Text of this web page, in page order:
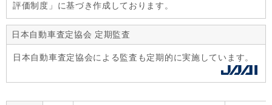
評価制度」に基づき作成しております。
日本自動車査定協会 定期監査
日本自動車査定協会による監査も定期的に実施しています。